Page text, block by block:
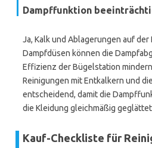
Dampffunktion
Ja, Kalk und Ablagerungen auf
Dampfdüsen können die
Effizienz der Bügelstation
Reinigungen mit Entkalkern und
entscheidend, damit die
die Kleidung gleichmäßig
Kauf-Checkliste für